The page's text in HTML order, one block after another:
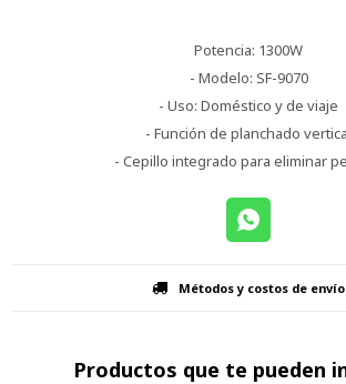
Potencia: 1300W
- Modelo: SF-9070
- Uso: Doméstico y de viaje
- Función de planchado
- Cepillo integrado para eliminar
Métodos y costos de envío
Productos que te pueden